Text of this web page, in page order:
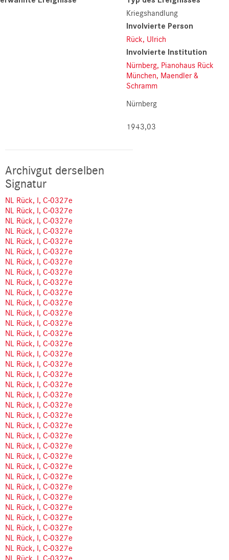
Kriegshandlung
Involvierte Person
Rück, Ulrich
Involvierte Institution
Nürnberg, Pianohaus Rück
München, Maendler &
Schramm
Nürnberg
1943,03
Archivgut derselben
Signatur
NL Rück, I, C-0327e
NL Rück, I, C-0327e
NL Rück, I, C-0327e
NL Rück, I, C-0327e
NL Rück, I, C-0327e
NL Rück, I, C-0327e
NL Rück, I, C-0327e
NL Rück, I, C-0327e
NL Rück, I, C-0327e
NL Rück, I, C-0327e
NL Rück, I, C-0327e
NL Rück, I, C-0327e
NL Rück, I, C-0327e
NL Rück, I, C-0327e
NL Rück, I, C-0327e
NL Rück, I, C-0327e
NL Rück, I, C-0327e
NL Rück, I, C-0327e
NL Rück, I, C-0327e
NL Rück, I, C-0327e
NL Rück, I, C-0327e
NL Rück, I, C-0327e
NL Rück, I, C-0327e
NL Rück, I, C-0327e
NL Rück, I, C-0327e
NL Rück, I, C-0327e
NL Rück, I, C-0327e
NL Rück, I, C-0327e
NL Rück, I, C-0327e
NL Rück, I, C-0327e
NL Rück, I, C-0327e
NL Rück, I, C-0327e
NL Rück, I, C-0327e
NL Rück, I, C-0327e
NL Rück, I, C-0327e
NL Rück, I, C-0327e